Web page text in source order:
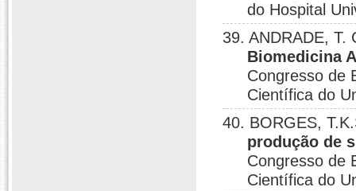
do Hospital
39. ANDRADE,
Biomedicina
Congresso de
Científica do
40. BORGES,
produção de
Congresso de
Científica do